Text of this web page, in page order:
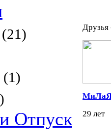
(21)
(1)
Отпуск
Друзья
29 лет